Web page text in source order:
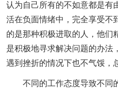
认为自己所有的不如意都是有
活在负面情绪中，完全享受不
的是那种积极进取的人，他们
是积极地寻求解决问题的办法
遇到挫折的情况下也不气馁，
不同的工作态度导致不同